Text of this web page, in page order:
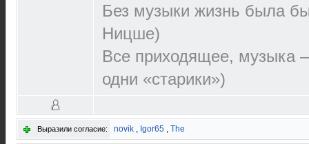
Без музыки жизнь была
Ницше)
Все приходящее, музыка
одни «старики»)
Выразили согласие: novik , Igor65 , The